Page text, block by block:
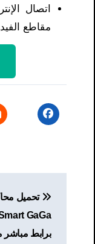
اتصال
مقاطع
المقالات
تحميل
برابط مباشر